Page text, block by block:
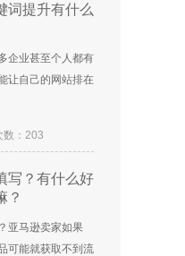
词提升有什么
企业甚至个人都有
让自己的网站排在
数：203
写？有什么好
？
亚马逊卖家如果
可能就获取不到流